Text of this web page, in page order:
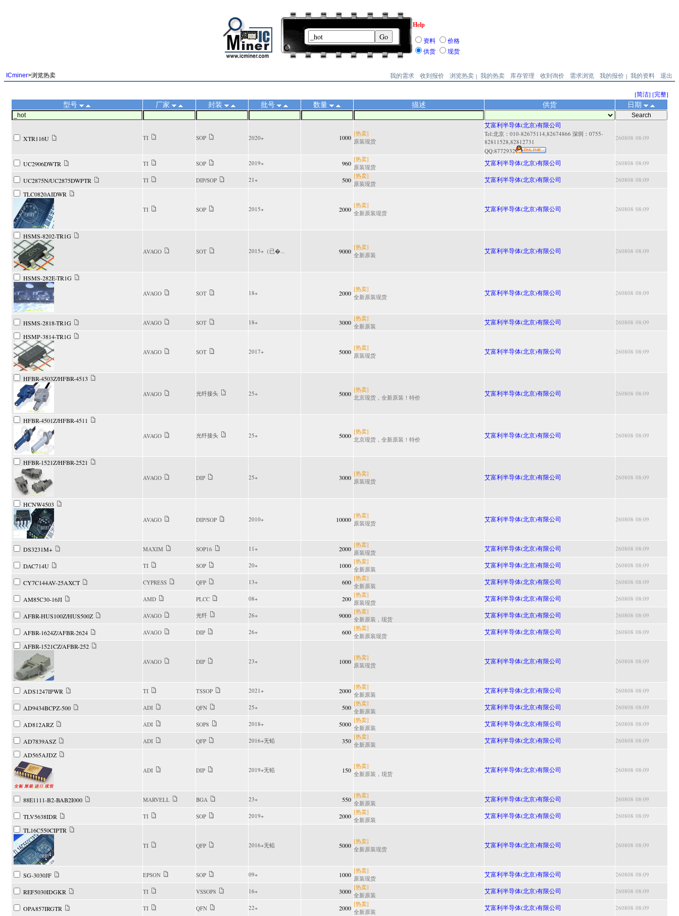
Help
资料
价格
供货
现货
ICminer>浏览热卖 我的需求 收到报价 浏览热卖 | 我的热卖 库存管理 收到询价 需求浏览 我的报价 | 我的资料 退出
[简洁] [完整]
型号 厂家 封装 批号 数量 描述 供货 日期
XTR116U TI SOP 2020+ 1000
[热卖]
原装现货
艾富利半导体(北京)有限公司
Tel:北京：010-82675114,82674866 深圳：0755-
82811528,82812731
QQ:8772932
260808 08:09
UC2906DWTR TI SOP 2019+ 960
[热卖]
原装现货
艾富利半导体(北京)有限公司 260808 08:09
UC2875N/UC2875DWPTR TI DIP/SOP 21+ 500
[热卖]
原装现货
艾富利半导体(北京)有限公司 260808 08:09
TLC0820AIDWR
TI SOP 2015+ 2000
[热卖]
全新原装现货
艾富利半导体(北京)有限公司 260808 08:09
HSMS-8202-TR1G
AVAGO SOT 2015+（已�... 9000
[热卖]
全新原装
艾富利半导体(北京)有限公司 260808 08:09
HSMS-282E-TR1G
AVAGO SOT 18+ 2000
[热卖]
全新原装现货
艾富利半导体(北京)有限公司 260808 08:09
HSMS-2818-TR1G AVAGO SOT 18+ 3000
[热卖]
全新原装
艾富利半导体(北京)有限公司 260808 08:09
HSMP-3814-TR1G
AVAGO SOT 2017+ 5000
[热卖]
原装现货
艾富利半导体(北京)有限公司 260808 08:09
HFBR-4503Z/HFBR-4513
AVAGO 光纤接头 25+ 5000
[热卖]
北京现货，全新原装！特价
艾富利半导体(北京)有限公司 260808 08:09
HFBR-4501Z/HFBR-4511
AVAGO 光纤接头 25+ 5000
[热卖]
北京现货，全新原装！特价
艾富利半导体(北京)有限公司 260808 08:09
HFBR-1521Z/HFBR-2521
AVAGO DIP 25+ 3000
[热卖]
原装现货
艾富利半导体(北京)有限公司 260808 08:09
HCNW4503
AVAGO DIP/SOP 2010+ 10000
[热卖]
原装现货
艾富利半导体(北京)有限公司 260808 08:09
DS3231M+ MAXIM SOP16 11+ 2000
[热卖]
原装现货
艾富利半导体(北京)有限公司 260808 08:09
DAC714U TI SOP 20+ 1000
[热卖]
全新原装
艾富利半导体(北京)有限公司 260808 08:09
CY7C144AV-25AXCT CYPRESS QFP 13+ 600
[热卖]
全新原装
艾富利半导体(北京)有限公司 260808 08:09
AM85C30-16JI AMD PLCC 08+ 200
[热卖]
原装现货
艾富利半导体(北京)有限公司 260808 08:09
AFBR-HUS100Z/HUS500Z AVAGO 光纤 26+ 9000
[热卖]
全新原装，现货
艾富利半导体(北京)有限公司 260808 08:09
AFBR-1624Z/AFBR-2624 AVAGO DIP 26+ 600
[热卖]
全新原装现货
艾富利半导体(北京)有限公司 260808 08:09
AFBR-1521CZ/AFBR-252
AVAGO DIP 23+ 1000
[热卖]
原装现货
艾富利半导体(北京)有限公司 260808 08:09
ADS1247IPWR TI TSSOP 2021+ 2000
[热卖]
全新原装
艾富利半导体(北京)有限公司 260808 08:09
AD9434BCPZ-500 ADI QFN 25+ 500
[热卖]
全新原装
艾富利半导体(北京)有限公司 260808 08:09
AD812ARZ ADI SOP8 2018+ 5000
[热卖]
全新原装
艾富利半导体(北京)有限公司 260808 08:09
AD7839ASZ ADI QFP 2016+无铅 350
[热卖]
全新原装
艾富利半导体(北京)有限公司 260808 08:09
AD565AJDZ
ADI DIP 2019+无铅 150
[热卖]
全新原装，现货
艾富利半导体(北京)有限公司 260808 08:09
88E1111-B2-BAB2I000 MARVELL BGA 23+ 550
[热卖]
全新原装
艾富利半导体(北京)有限公司 260808 08:09
TLV5638IDR TI SOP 2019+ 2000
[热卖]
全新原装
艾富利半导体(北京)有限公司 260808 08:09
TL16C550CIPTR
TI QFP 2016+无铅 5000
[热卖]
全新原装现货
艾富利半导体(北京)有限公司 260808 08:09
SG-3030JF EPSON SOP 09+ 1000
[热卖]
原装现货
艾富利半导体(北京)有限公司 260808 08:09
REF5030IDGKR TI VSSOP8 16+ 3000
[热卖]
全新原装
艾富利半导体(北京)有限公司 260808 08:09
OPA857IRGTR TI QFN 22+ 2000
[热卖]
全新原装
艾富利半导体(北京)有限公司 260808 08:09